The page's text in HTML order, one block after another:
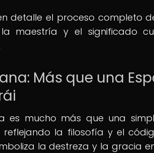
detalle el proceso completo
maestría y el significado
Más que una
es mucho más que una
reflejando la filosofía y el
la destreza y la gracia